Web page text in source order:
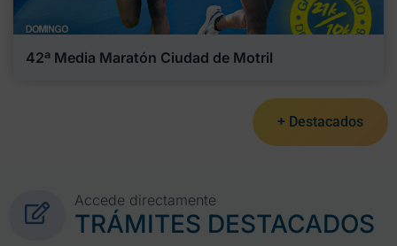
42ª Media Maratón Ciudad de Motril
+ Destacados
Accede directamente
TRÁMITES DESTACADOS